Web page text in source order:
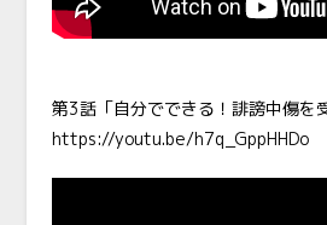
第3話「自分でできる！誹謗中傷を
https://youtu.be/h7q_GppHHDo